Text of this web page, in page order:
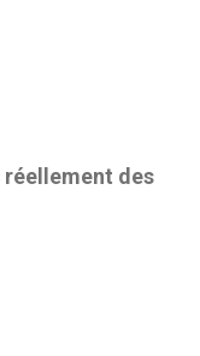
réellement des